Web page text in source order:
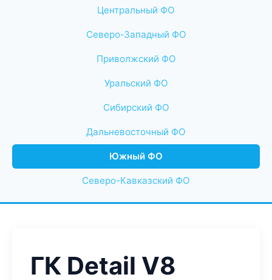
Центральный ФО
Северо-Западный ФО
Приволжский ФО
Уральский ФО
Сибирский ФО
Дальневосточный ФО
Южный ФО
Северо-Кавказский ФО
ГК Detail V8